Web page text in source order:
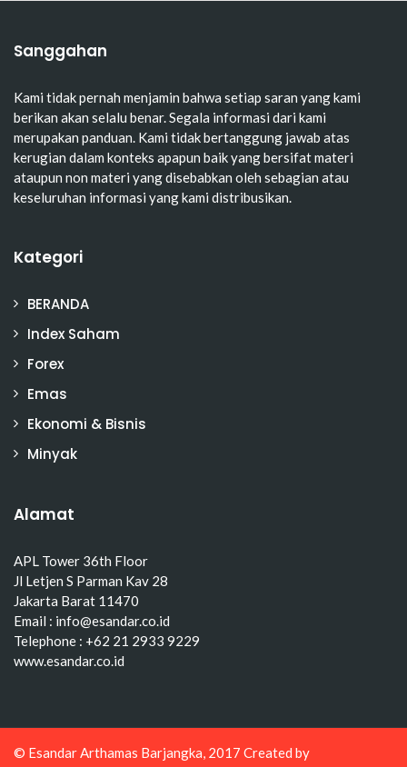
Sanggahan
Kami tidak pernah menjamin bahwa setiap saran yang kami
berikan akan selalu benar. Segala informasi dari kami
merupakan panduan. Kami tidak bertanggung jawab atas
kerugian dalam konteks apapun baik yang bersifat materi
ataupun non materi yang disebabkan oleh sebagian atau
keseluruhan informasi yang kami distribusikan.
Kategori
BERANDA
Index Saham
Forex
Emas
Ekonomi & Bisnis
Minyak
Alamat
APL Tower 36th Floor
Jl Letjen S Parman Kav 28
Jakarta Barat 11470
Email : info@esandar.co.id
Telephone : +62 21 2933 9229
www.esandar.co.id
© Esandar Arthamas Barjangka, 2017 Created by